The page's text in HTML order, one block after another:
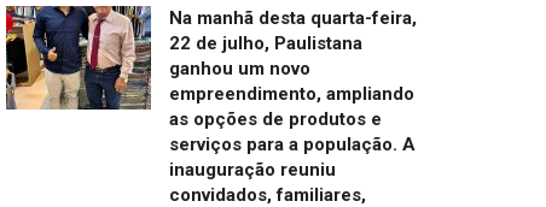
Na manhã desta quarta-feira,
22 de julho, Paulistana
ganhou um novo
empreendimento, ampliando
as opções de produtos e
serviços para a população. A
inauguração reuniu
convidados, familiares,